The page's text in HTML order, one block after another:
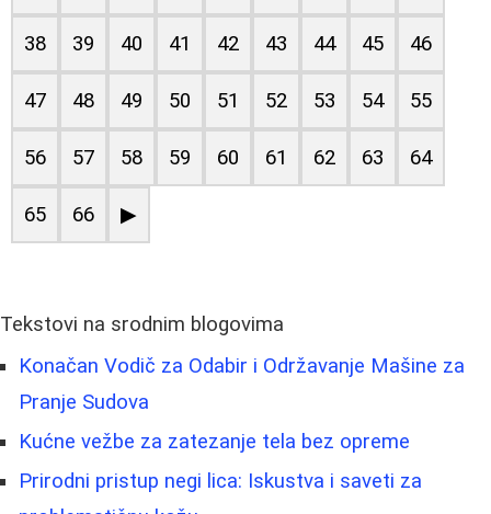
38 39 40 41 42 43 44 45 46
47 48 49 50 51 52 53 54 55
56 57 58 59 60 61 62 63 64
65 66 ▶
Tekstovi na srodnim blogovima
Konačan Vodič za Odabir i Održavanje Mašine za
Pranje Sudova
Kućne vežbe za zatezanje tela bez opreme
Prirodni pristup negi lica: Iskustva i saveti za